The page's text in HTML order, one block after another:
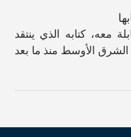
معه، كتابه الذي ينتقد
الشرق الأوسط منذ ما بعد